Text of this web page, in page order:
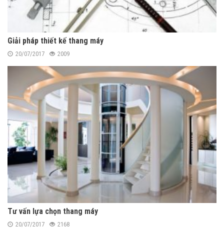
Giải pháp thiết kế thang máy
20/07/2017 2009
Tư vấn lựa chọn thang máy
20/07/2017 2168